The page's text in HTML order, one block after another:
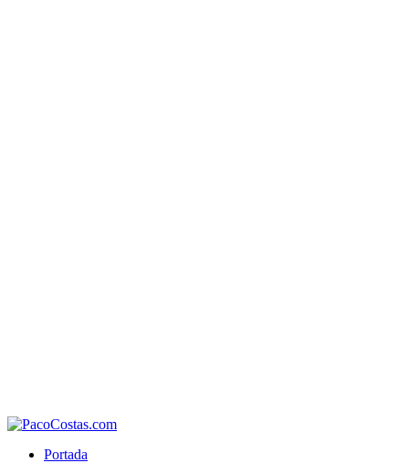
Portada